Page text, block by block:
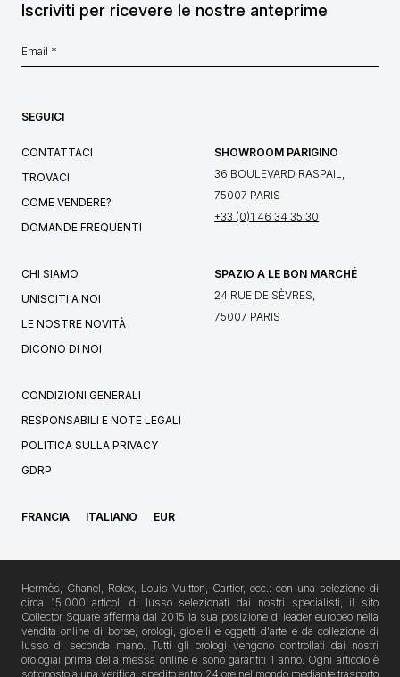
Iscriviti per ricevere le nostre anteprime
SEGUICI
CONTATTACI
TROVACI
COME VENDERE?
DOMANDE FREQUENTI
SHOWROOM PARIGINO
36 BOULEVARD RASPAIL,
75007 PARIS
+33 (0)1 46 34 35 30
CHI SIAMO
UNISCITI A NOI
LE NOSTRE NOVITÀ
DICONO DI NOI
SPAZIO A LE BON MARCHÉ
24 RUE DE SÈVRES,
75007 PARIS
CONDIZIONI GENERALI
RESPONSABILI E NOTE LEGALI
POLITICA SULLA PRIVACY
GDRP
FRANCIA ITALIANO EUR
Hermès, Chanel, Rolex, Louis Vuitton, Cartier, ecc.: con una selezione di
circa 15.000 articoli di lusso selezionati dai nostri specialisti, il sito
Collector Square afferma dal 2015 la sua posizione di leader europeo nella
vendita online di borse, orologi, gioielli e oggetti d'arte e da collezione di
lusso di seconda mano. Tutti gli orologi vengono controllati dai nostri
orologiai prima della messa online e sono garantiti 1 anno. Ogni articolo è
sottoposto a una verifica, spedito entro 24 ore nel mondo mediante trasporto